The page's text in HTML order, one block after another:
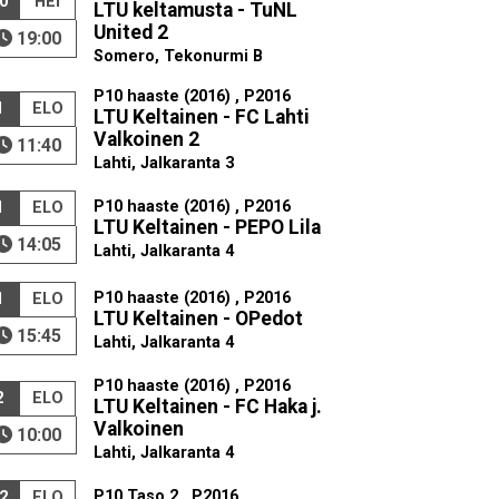
19:00
LTU keltamusta - TuNL
United 2
Somero, Tekonurmi B
ELO
11:40
P10 haaste (2016) , P2016
LTU Keltainen - FC Lahti
Valkoinen 2
Lahti, Jalkaranta 3
ELO
14:05
P10 haaste (2016) , P2016
LTU Keltainen - PEPO Lila
Lahti, Jalkaranta 4
ELO
15:45
P10 haaste (2016) , P2016
LTU Keltainen - OPedot
Lahti, Jalkaranta 4
ELO
10:00
P10 haaste (2016) , P2016
LTU Keltainen - FC Haka j.
Valkoinen
Lahti, Jalkaranta 4